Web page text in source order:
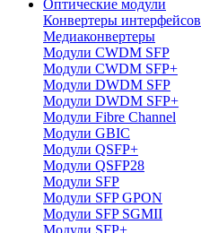
Оптические модули
Конвертеры интерфейсов
Медиаконвертеры
Модули CWDM SFP
Модули CWDM SFP+
Модули DWDM SFP
Модули DWDM SFP+
Модули Fibre Channel
Модули GBIC
Модули QSFP+
Модули QSFP28
Модули SFP
Модули SFP GPON
Модули SFP SGMII
Модули SFP+